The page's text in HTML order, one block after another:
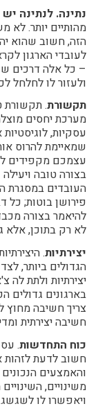
נתינה. לנתינה יש
מהותיים יותר. לא
הזה, חשוב שהוא
לעובדי הארגון
– כל אלה דרכים
ולעזור לו לחלחל
תקשורת. תקשורת
מערכת יחסים
עסקיות,
שמאיימת להרוס
עצמכם מקפידים
בצורה טובה
העובדים במסגרת
פירושן בוטות; כל
להיאמר בצורה
לא רק בתוכן, אלא
יצירתיות.
הגדולים ביותר,
יצירתיות ולתת לה
בארגונים גדולים
צריך חשיבה מחוץ
חשיבה יצירתית
כוח התחדשות.
חשוב לדעת לזהות
והאמצעים
משינויים,
ויאפשרו לו